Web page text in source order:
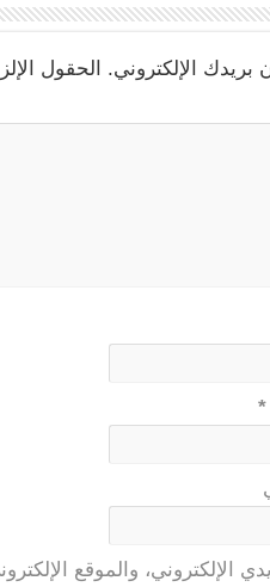
بريدك الإلكتروني. الحقول
*
الإلكتروني، والموقع